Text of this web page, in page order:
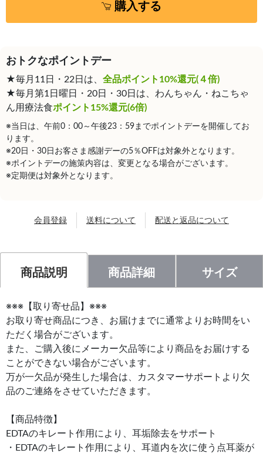
購入する
おトクなポイントデー
★毎月11日・22日は、 全品ポイント10%還元(４倍)
★毎月第1日曜日・20日・30日は、わんちゃん・ねこちゃ
ん用療法食ポイント15%還元(6倍)
※当日は、午前0：00～午後23：59までポイントデーを開催してお
ります。
※20日・30日お客さま感謝デーの5％OFFは対象外となります。
※ポイントデーの施策内容は、変更となる場合がございます。
※定期便は対象外となります。
会員登録 送料について 配送と返品について
商品説明 商品詳細 サイズ
※※※【取り寄せ品】※※※
お取り寄せ商品につき、お届けまでに通常よりお時間をい
ただく場合がございます。
また、ご購入後にメーカー欠品等により商品をお届けする
ことができない場合がございます。
万が一欠品が発生した場合は、カスタマーサポートより欠
品のご連絡をさせていただきます。
【商品特徴】
EDTAのキレート作用により、耳垢除去をサポート
・EDTAのキレート作用により、耳道内を次に使う点耳薬が